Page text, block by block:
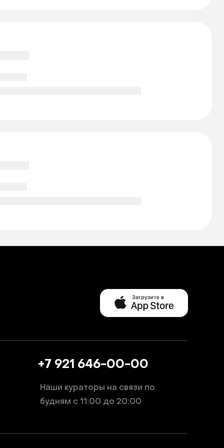
+7 921 646-00-00
Наши кураторы на связи по
будням с 11:00 до 20:00